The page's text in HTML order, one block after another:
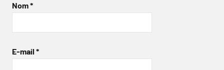
Nom*
E-mail *